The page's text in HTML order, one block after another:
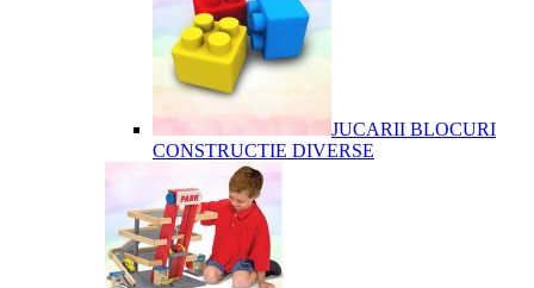
JUCARII BLOCURI
CONSTRUCTIE DIVERSE